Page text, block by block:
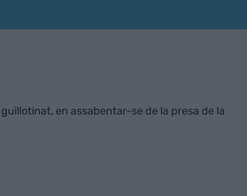
en assabentar-se de la presa de la